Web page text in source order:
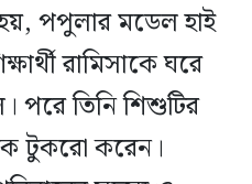
পপুলার মডেল হাই
রামিসাকে ঘরে
পরে তিনি শিশুটির
টুকরো করেন।